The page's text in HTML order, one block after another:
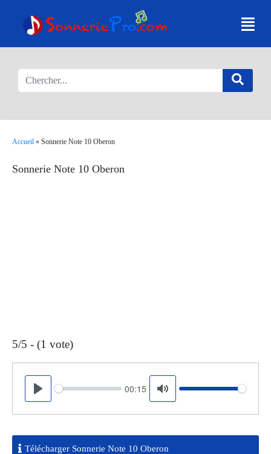
Accueil » Sonnerie Note 10 Oberon
Sonnerie Note 10 Oberon
5/5 - (1 vote)
Play
Seek 00:15
Mute
Volume
Télécharger Sonnerie Note 10 Oberon